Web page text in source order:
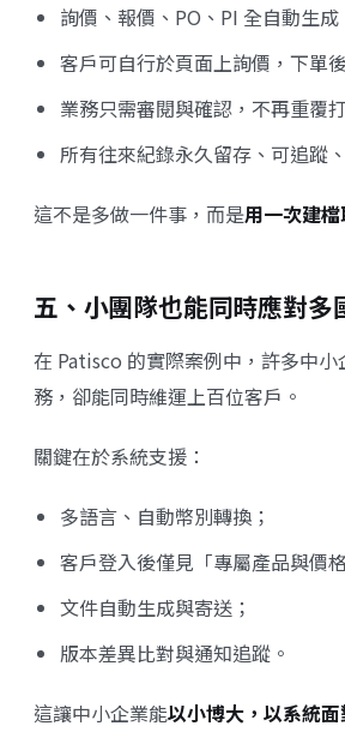
詢價、報價、PO、PI 全自動生成
客戶可自行於頁面上詢價，下單
業務只需審閱與確認，不再重覆
所有往來紀錄永久留存、可追蹤
這不是多做一件事，而是用一次建
五、小團隊也能同時應對多
在 Patisco 的實際案例中，許多中小
務，卻能同時維運上百位客戶。
關鍵在於系統支援：
多語言、自動幣別轉換；
客戶登入後僅見「專屬產品與價
文件自動生成與寄送；
版本差異比對與通知追蹤。
這讓中小企業能以小博大，以系統